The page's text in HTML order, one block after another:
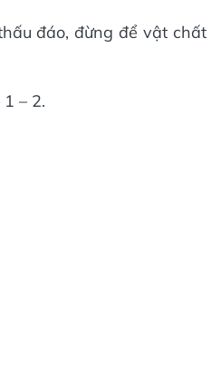
đáo, đừng để vật chất
– 2.